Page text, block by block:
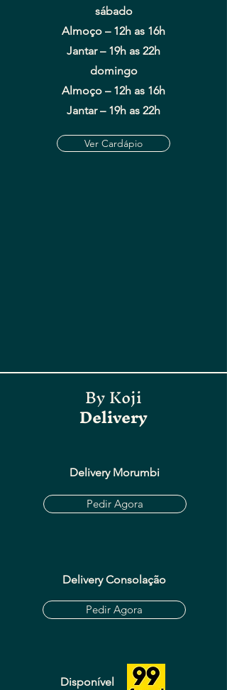
sábado
Almoço –12h as 16h
Jantar – 19h as 22h
domingo
Almoço –12h as 16h
Jantar – 19h as 22h
Ver Cardápio
By Koji
Delivery
Delivery Morumbi
Pedir Agora
Delivery Consolação
Pedir Agora
Disponível